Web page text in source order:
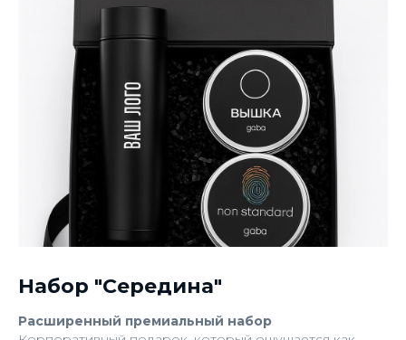
Набор "Середина"
Расширенный премиальный набор